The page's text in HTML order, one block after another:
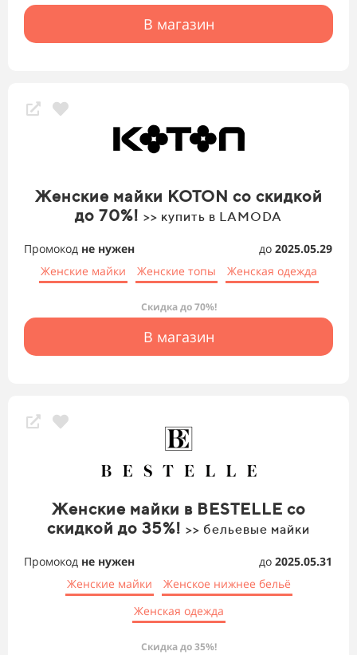
В магазин
Женские майки KOTON со скидкой
до 70%! >> купить в LAMODA
Промокод не нужен до 2025.05.29
Женские майки
Женские топы Женская одежда
Скидка до 70%!
В магазин
Женские майки в BESTELLE со
скидкой до 35%! >> бельевые майки
Промокод не нужен до 2025.05.31
Женские майки
Женское нижнее бельё
Женская одежда
Скидка до 35%!